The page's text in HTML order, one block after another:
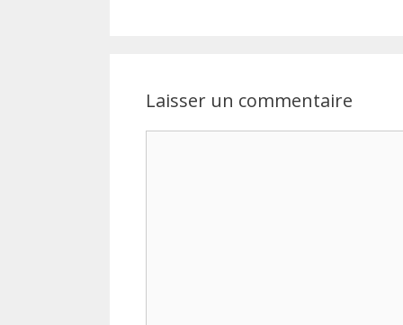
Laisser un commentaire